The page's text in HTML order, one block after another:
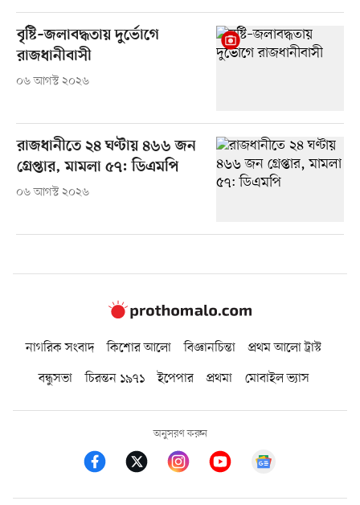
বৃষ্টি–জলাবদ্ধতায় দুর্ভোগে
রাজধানীবাসী
০৬ আগস্ট ২০২৬
রাজধানীতে ২৪ ঘণ্টায় ৪৬৬ জন
গ্রেপ্তার, মামলা ৫৭: ডিএমপি
০৬ আগস্ট ২০২৬
নাগরিক সংবাদ কিশোর আলো বিজ্ঞানচিন্তা
প্রথম আলো ট্রাস্ট
বন্ধুসভা
চিরন্তন ১৯৭১ ইপেপার প্রথমা মোবাইল ভ্যাস
অনুসরণ করুন